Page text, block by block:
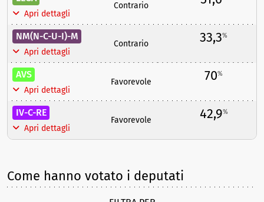
Apri dettagli
Contrario
NM(N-C-U-I)-M
Apri dettagli
Contrario 33,3%
AVS
Apri dettagli
Favorevole 70%
IV-C-RE
Apri dettagli
Favorevole 42,9%
Come hanno votato i deputati